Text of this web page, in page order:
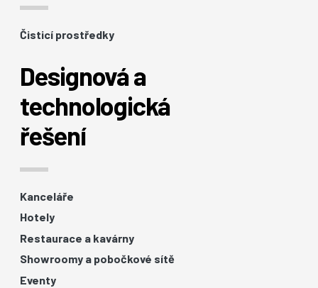
Čisticí prostředky
Designová a
technologická
řešení
Kanceláře
Hotely
Restaurace a kavárny
Showroomy a pobočkové sítě
Eventy